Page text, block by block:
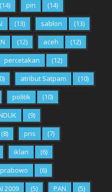
(14) pin
(14)
(13) sablon
(13)
(12) aceh
(12)
percetakan
(12)
atribut Satpam
(10)
politik
(10)
(9)
(8) pns
(7)
iklan
(6)
prabowo
(6)
2009 (5) PAN (5)